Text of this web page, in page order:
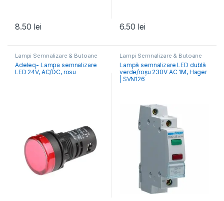
8.50 lei 6.50 lei
Lampi Semnalizare & Butoane
Adeleq- Lampa semnalizare
LED 24V, AC/DC, rosu
Lampi Semnalizare & Butoane
Lampă semnalizare LED dublă
verde/roșu 230V AC 1M, Hager
| SVN126